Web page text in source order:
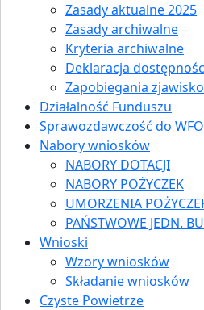
Zasady aktualne 2025
Zasady archiwalne
Kryteria archiwalne
Deklaracja
Zapobiegania
Działalność Funduszu
Sprawozdawczość do
Nabory wniosków
NABORY DOTACJI
NABORY POŻYCZEK
UMORZENIA
PAŃSTWOWE JEDN.
Wnioski
Wzory wniosków
Składanie wniosków
Czyste Powietrze